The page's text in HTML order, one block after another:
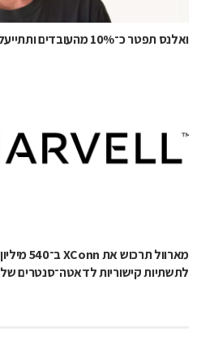
ואלנס תפטר כ־10% מהעובדים ותתייעל ב־5 מיליון דולר בשנה
לתשתיות קישוריות לדאטה־סנטרים של AI